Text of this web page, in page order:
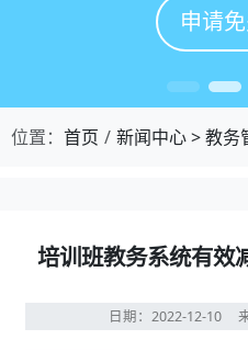
申请
申请
申请
申请
位置： 首页 新闻中心>教务
培训班教务系统有效
日期：2022-12-10